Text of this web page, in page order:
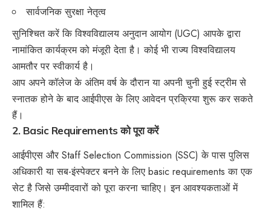
सार्वजनिक सुरक्षा नेतृत्व
सुनिश्चित करें कि विश्वविद्यालय अनुदान आयोग (UGC) आपके द्वारा
नामांकित कार्यक्रम को मंजूरी देता है। कोई भी राज्य विश्वविद्यालय
आमतौर पर स्वीकार्य है।
आप अपने कॉलेज के अंतिम वर्ष के दौरान या अपनी चुनी हुई स्ट्रीम से
स्नातक होने के बाद आईपीएस के लिए आवेदन प्रक्रिया शुरू कर सकते
हैं।
2. Basic Requirements को पूरा करें
आईपीएस और Staff Selection Commission (SSC) के पास पुलिस
अधिकारी या सब-इंस्पेक्टर बनने के लिए basic requirements का एक
सेट है जिसे उम्मीदवारों को पूरा करना चाहिए। इन आवश्यकताओं में
शामिल हैं: